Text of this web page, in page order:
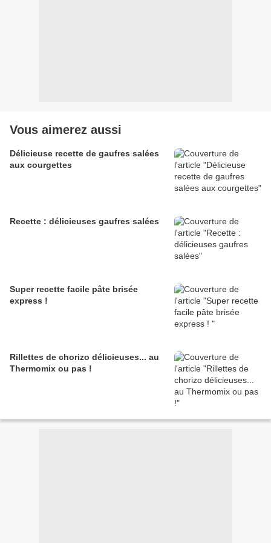
Vous aimerez aussi
Délicieuse recette de gaufres salées
aux courgettes
Recette : délicieuses gaufres salées
Super recette facile pâte brisée
express !
Rillettes de chorizo délicieuses... au
Thermomix ou pas !